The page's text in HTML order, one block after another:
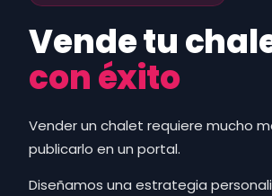
Vende tu
con éxito
Vender un chalet requiere mucho
publicarlo en un portal.
Diseñamos una estrategia